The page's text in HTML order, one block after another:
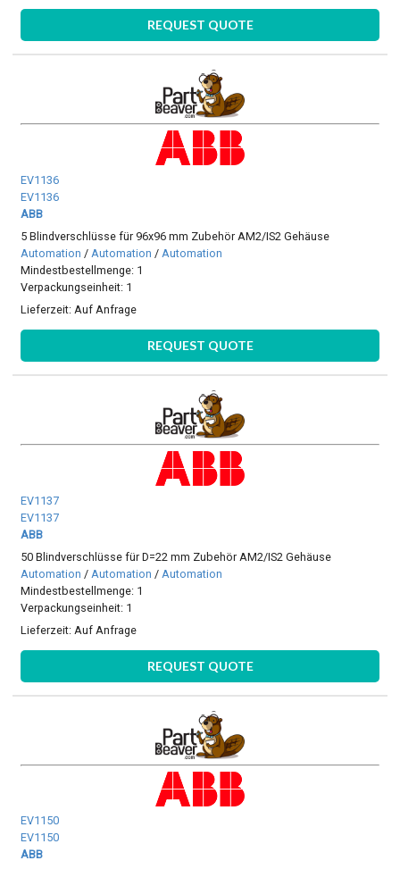
REQUEST QUOTE
EV1136
EV1136
ABB
5 Blindverschlüsse für 96x96 mm Zubehör AM2/IS2 Gehäuse
Automation / Automation / Automation
Mindestbestellmenge: 1
Verpackungseinheit: 1
Lieferzeit:Auf Anfrage
REQUEST QUOTE
EV1137
EV1137
ABB
50 Blindverschlüsse für D=22 mm Zubehör AM2/IS2 Gehäuse
Automation / Automation / Automation
Mindestbestellmenge: 1
Verpackungseinheit: 1
Lieferzeit:Auf Anfrage
REQUEST QUOTE
EV1150
EV1150
ABB